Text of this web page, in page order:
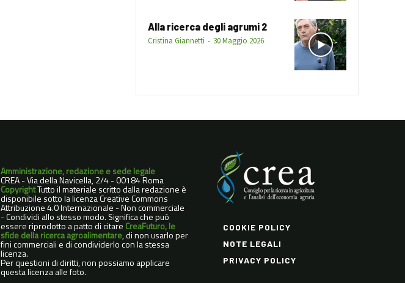
Alla ricerca degli agrumi 2
Cristina Giannetti - 30 Maggio 2026
Amministrazione, redazione e sede legale
CREA - Via della Navicella, 2/4 - 00184 Roma
CopyrightTutto il materiale scritto dalla redazione è
disponibile sotto la licenza Creative Commons
Attribuzione 4.0 Internazionale - Non commerciale
- Condividi allo stesso modo. Significa che può
essere riprodotto a patto di citare CreaFuturo, le
sfide della ricerca agroalimentare, di non usarlo per
fini commerciali e di condividerlo con la stessa
licenza.
Per questioni di diritti, non possiamo applicare
questa licenza alle foto.
COOKIE POLICY
NOTE LEGALI
PRIVACY POLICY